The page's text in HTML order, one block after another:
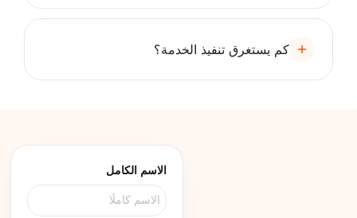
كم يستغرق تنفيذ الخدمة؟
الاسم الكامل